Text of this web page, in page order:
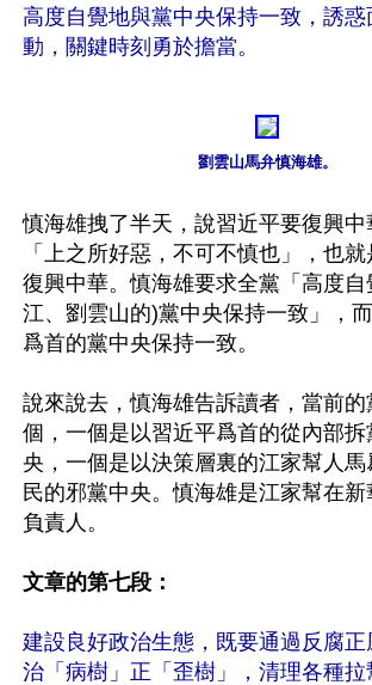
高度自覺地與黨中央保持一致，誘
動，關鍵時刻勇於擔當。
劉雲山馬弁慎海雄。
慎海雄拽了半天，說習近平要復興中
「上之所好惡，不可不慎也」，也
復興中華。慎海雄要求全黨「高度
江、劉雲山的)黨中央保持一致」，
爲首的黨中央保持一致。
說來說去，慎海雄告訴讀者，當前的
個，一個是以習近平爲首的從內部拆
央，一個是以決策層裏的江家幫人
民的邪黨中央。慎海雄是江家幫在
負責人。
文章的第七段：
建設良好政治生態，既要通過反腐正
治「病樹」正「歪樹」，清理各種拉